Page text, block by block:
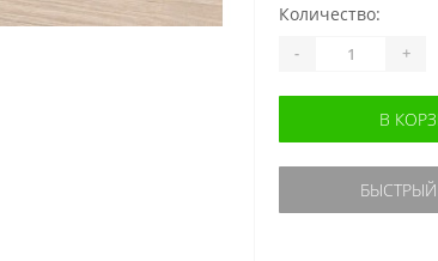
Количество:
- +
В
БЫСТРЫЙ